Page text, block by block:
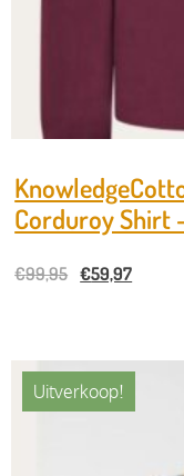
Corduroy Shirt
€99,95 €59,97
Uitverkoop!